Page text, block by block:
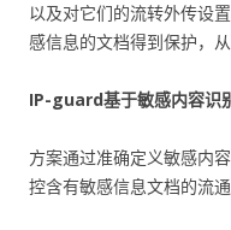
以及对它们的流转外传设
感信息的文档得到保护，
IP-guard基于敏感内容识
方案通过准确定义敏感内
控含有敏感信息文档的流